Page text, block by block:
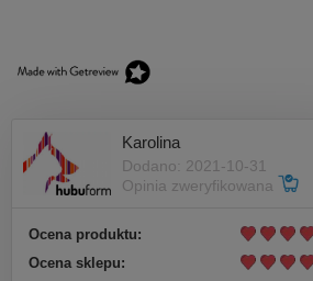
Karolina
Dodano: 2021-10-31
Opinia zweryfikowana
Ocena produktu:
Ocena sklepu: